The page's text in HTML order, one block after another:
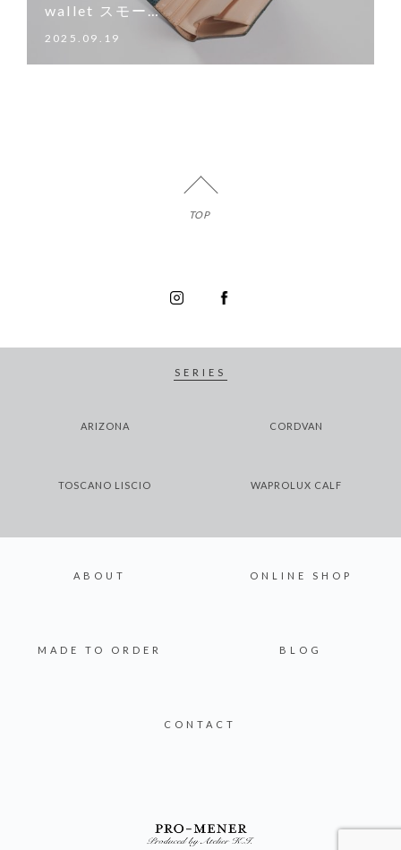
wallet スモー…
2025.09.19
TOP
SERIES
ARIZONA CORDVAN
TOSCANO LISCIO WAPROLUX CALF
ABOUT ONLINE SHOP
MADE TO ORDER BLOG
CONTACT